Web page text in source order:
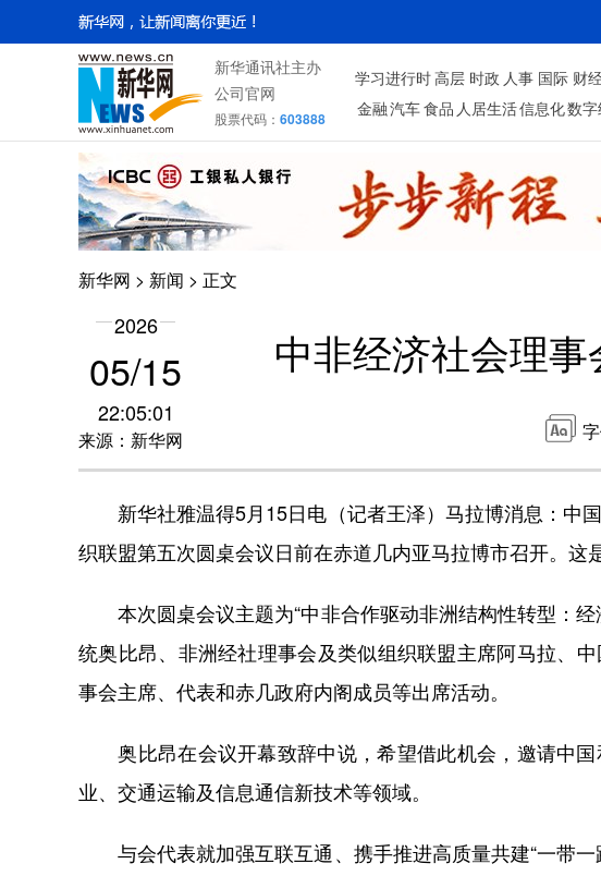
新华通讯社主办
公司官网
股票代码： 603888
学习进行时 高层 时政 人事 国际 财
金融 汽车 食品 人居生活信息化数字
新华网 > 新闻 > 正文
2026
05/15
22:05:01
来源：新华网
中非经济社会理
新华社雅温得5月15日电（记者王泽）马拉博消息：中国
织联盟第五次圆桌会议日前在赤道几内亚马拉博市召开。这
本次圆桌会议主题为“中非合作驱动非洲结构性转型：经
统奥比昂、非洲经社理事会及类似组织联盟主席阿马拉、
事会主席、代表和赤几政府内阁成员等出席活动。
奥比昂在会议开幕致辞中说，希望借此机会，邀请中国
业、交通运输及信息通信新技术等领域。
与会代表就加强互联互通、携手推进高质量共建“一带一